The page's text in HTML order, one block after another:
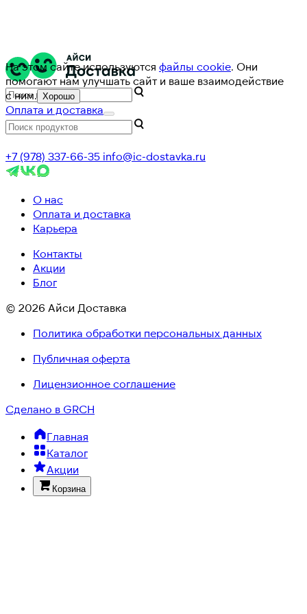
На этом сайте используются файлы cookie. Они
помогают нам улучшать сайт и ваше взаимодействие
с ним. Хорошо
Оплата и доставка
+7 (978) 337-66-35 info@ic-dostavka.ru
О нас
Оплата и доставка
Карьера
Контакты
Акции
Блог
© 2026 Айси Доставка
Политика обработки персональных данных
Публичная оферта
Лицензионное соглашение
Сделано в GRCH
Главная
Каталог
Акции
Корзина